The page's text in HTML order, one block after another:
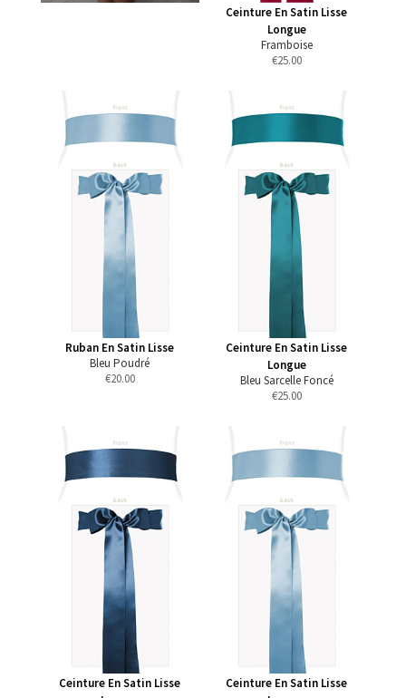
Ceinture En Satin Lisse
Longue
Framboise
€25.00
Ruban En Satin Lisse
Bleu Poudré
€20.00
Ceinture En Satin Lisse
Longue
Bleu Sarcelle Foncé
€25.00
Ceinture En Satin Lisse
Ceinture En Satin Lisse